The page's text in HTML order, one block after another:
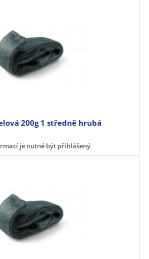
200g 1 středně hrubá
je nutné být přihlášený